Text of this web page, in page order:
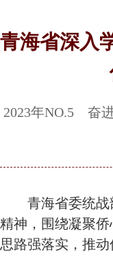
青海省深入
2023年NO.5 奋
青海省委统战
精神，围绕凝聚
思路强落实，推